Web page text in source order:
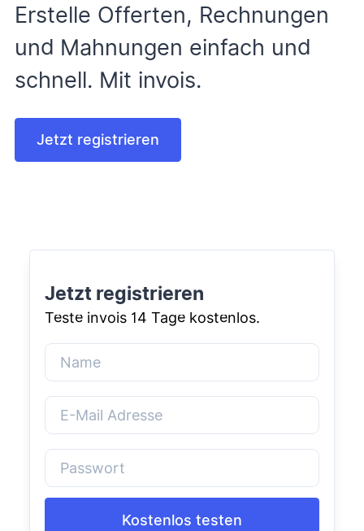
Erstelle Offerten, Rechnungen
und Mahnungen einfach und
schnell. Mit invois.
Jetzt registrieren
Jetzt registrieren
Teste invois 14 Tage kostenlos.
Kostenlos testen